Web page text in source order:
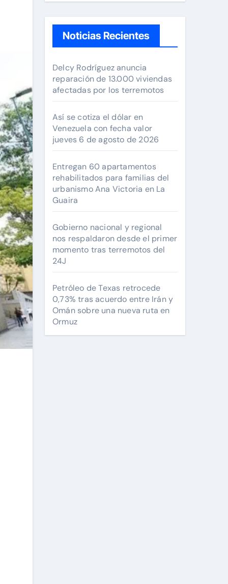
Noticias Recientes
Delcy Rodríguez anuncia
reparación de 13.000 viviendas
afectadas por los terremotos
Así se cotiza el dólar en
Venezuela con fecha valor
jueves 6 de agosto de 2026
Entregan 60 apartamentos
rehabilitados para familias del
urbanismo Ana Victoria en La
Guaira
Gobierno nacional y regional
nos respaldaron desde el primer
momento tras terremotos del
24J
Petróleo de Texas retrocede
0,73% tras acuerdo entre Irán y
Omán sobre una nueva ruta en
Ormuz